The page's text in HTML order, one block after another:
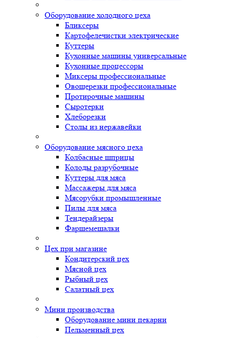
Оборудование холодного цеха
Бликсеры
Картофелечистки электрические
Куттеры
Кухонные машины универсальные
Кухонные процессоры
Миксеры профессиональные
Овощерезки профессиональные
Протирочные машины
Сыротерки
Хлеборезки
Столы из нержавейки
Оборудование мясного цеха
Колбасные шприцы
Колоды разрубочные
Куттеры для мяса
Массажеры для мяса
Мясорубки промышленные
Пилы для мяса
Тендерайзеры
Фаршемешалки
Цех при магазине
Кондитерский цех
Мясной цех
Рыбный цех
Салатный цех
Мини производства
Оборудование мини пекарни
Пельменный цех